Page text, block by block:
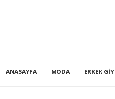
ANASAYFA MODA ERKEK